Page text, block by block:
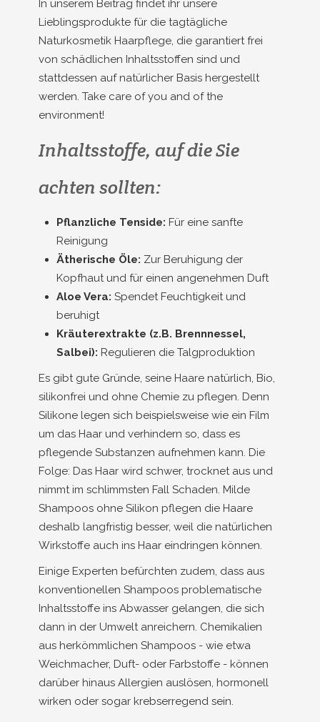
In unserem Beitrag findet ihr unsere
Lieblingsprodukte für die tagtägliche
Naturkosmetik Haarpflege, die garantiert frei
von schädlichen Inhaltsstoffen sind und
stattdessen auf natürlicher Basis hergestellt
werden. Take care of you and of the
environment!
Inhaltsstoffe, auf die Sie
achten sollten:
Pflanzliche Tenside: Für eine sanfte
Reinigung
Ätherische Öle: Zur Beruhigung der
Kopfhaut und für einen angenehmen Duft
Aloe Vera: Spendet Feuchtigkeit und
beruhigt
Kräuterextrakte (z.B. Brennnessel,
Salbei): Regulieren die Talgproduktion
Es gibt gute Gründe, seine Haare natürlich, Bio,
silikonfrei und ohne Chemie zu pflegen. Denn
Silikone legen sich beispielsweise wie ein Film
um das Haar und verhindern so, dass es
pflegende Substanzen aufnehmen kann. Die
Folge: Das Haar wird schwer, trocknet aus und
nimmt im schlimmsten Fall Schaden. Milde
Shampoos ohne Silikon pflegen die Haare
deshalb langfristig besser, weil die natürlichen
Wirkstoffe auch ins Haar eindringen können.
Einige Experten befürchten zudem, dass aus
konventionellen Shampoos problematische
Inhaltsstoffe ins Abwasser gelangen, die sich
dann in der Umwelt anreichern. Chemikalien
aus herkömmlichen Shampoos - wie etwa
Weichmacher, Duft- oder Farbstoffe - können
darüber hinaus Allergien auslösen, hormonell
wirken oder sogar krebserregend sein.